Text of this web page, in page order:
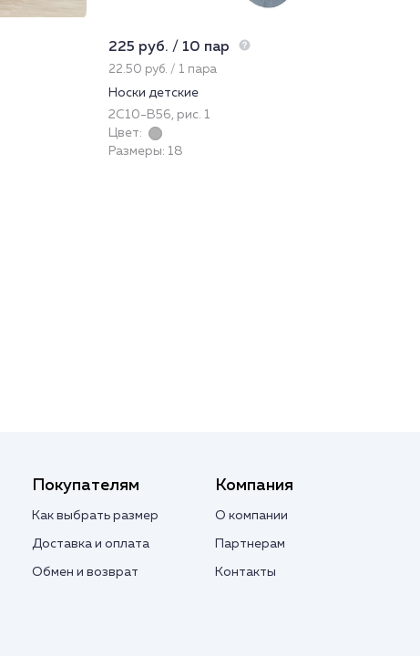
225 руб. / 10 пар
22.50 руб. / 1 пара
Носки детские
2С10-В56, рис. 1
Цвет:
Размеры: 18
Покупателям
Как выбрать размер
Доставка и оплата
Обмен и возврат
Компания
О компании
Партнерам
Контакты